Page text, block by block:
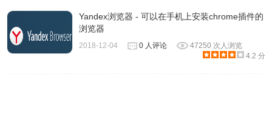
电脑版扩展插件需要稍微修改一下才能安装到手机，所以大
家可以先通过此教程修改《
手机版》，修改完毕就可以通过如下步骤安装至 Yandex 浏
Yandex浏览器 - 可以在手机上安装chrome插件的
浏览器
2018-12-04 0 人评论
47250 次人浏览
4.2 分